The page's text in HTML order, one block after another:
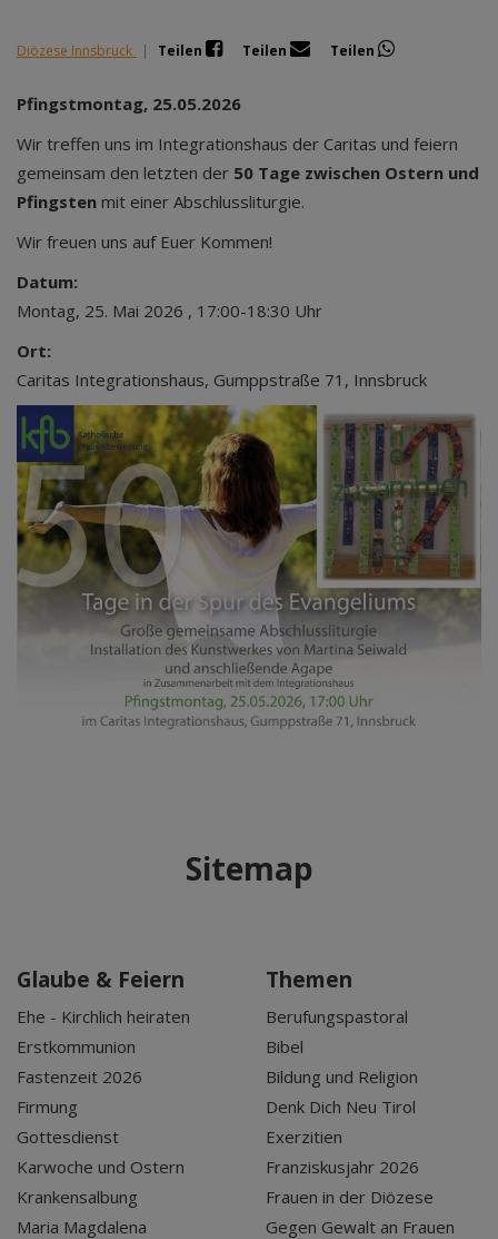
Diözese Innsbruck | Teilen Teilen Teilen
Pfingstmontag, 25.05.2026
Wir treffen uns im Integrationshaus der Caritas und feiern
gemeinsam den letzten der 50 Tage zwischen Ostern und
Pfingsten mit einer Abschlussliturgie.
Wir freuen uns auf Euer Kommen!
Datum:
Montag, 25. Mai 2026 , 17:00-18:30 Uhr
Ort:
Caritas Integrationshaus, Gumppstraße 71, Innsbruck
Sitemap
Glaube & Feiern
Ehe - Kirchlich heiraten
Erstkommunion
Fastenzeit 2026
Firmung
Gottesdienst
Karwoche und Ostern
Krankensalbung
Maria Magdalena
Themen
Berufungspastoral
Bibel
Bildung und Religion
Denk Dich Neu Tirol
Exerzitien
Franziskusjahr 2026
Frauen in der Diözese
Gegen Gewalt an Frauen